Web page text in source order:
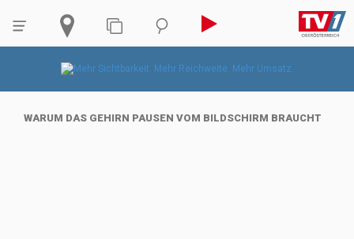
WARUM DAS GEHIRN PAUSEN VOM BILDSCHIRM BRAUCHT